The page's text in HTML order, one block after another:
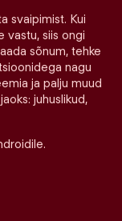
svaipimist. Kui
vastu, siis ongi
sõnum, tehke
nagu
ja palju muud
juhuslikud,